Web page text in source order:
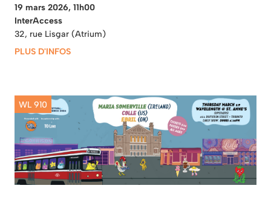
19 mars 2026, 11h00
InterAccess
32, rue Lisgar (Atrium)
PLUS D'INFOS
WL 910